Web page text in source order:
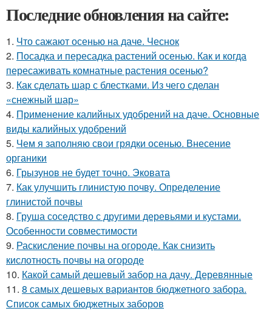
Последние обновления на сайте:
1. Что сажают осенью на даче. Чеснок
2. Посадка и пересадка растений осенью. Как и когда
пересаживать комнатные растения осенью?
3. Как сделать шар с блестками. Из чего сделан
«снежный шар»
4. Применение калийных удобрений на даче. Основные
виды калийных удобрений
5. Чем я заполняю свои грядки осенью. Внесение
органики
6. Грызунов не будет точно. Эковата
7. Как улучшить глинистую почву. Определение
глинистой почвы
8. Груша соседство с другими деревьями и кустами.
Особенности совместимости
9. Раскисление почвы на огороде. Как снизить
кислотность почвы на огороде
10. Какой самый дешевый забор на дачу. Деревянные
11. 8 самых дешевых вариантов бюджетного забора.
Список самых бюджетных заборов